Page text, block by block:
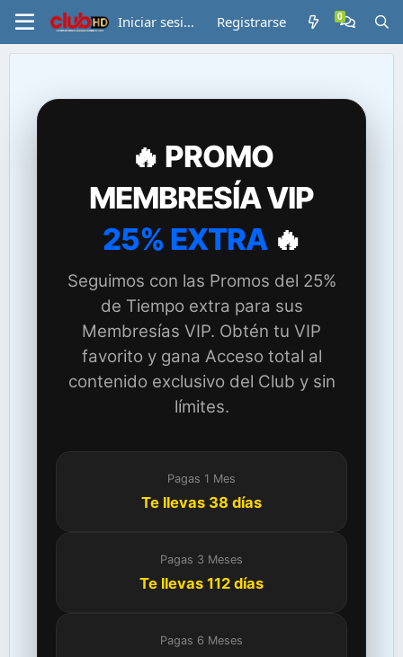
Iniciar sesión Registrarse
🔥 PROMO
MEMBRESÍA VIP
25% EXTRA🔥
Seguimos con las Promos del 25%
de Tiempo extra para sus
Membresías VIP. Obtén tu VIP
favorito y gana Acceso total al
contenido exclusivo del Club y sin
límites.
Pagas 1 Mes
Te llevas 38 días
Pagas 3 Meses
Te llevas 112 días
Pagas 6 Meses